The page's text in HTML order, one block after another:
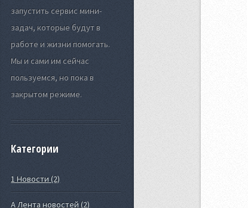
запустить сервис мини-
задач, которые будут в
работе и жизни помогать.
Мы и сами им сейчас
пользуемся, но пока в
закрытом режиме.
Категории
1 Новости (2)
А Лента новостей (2)